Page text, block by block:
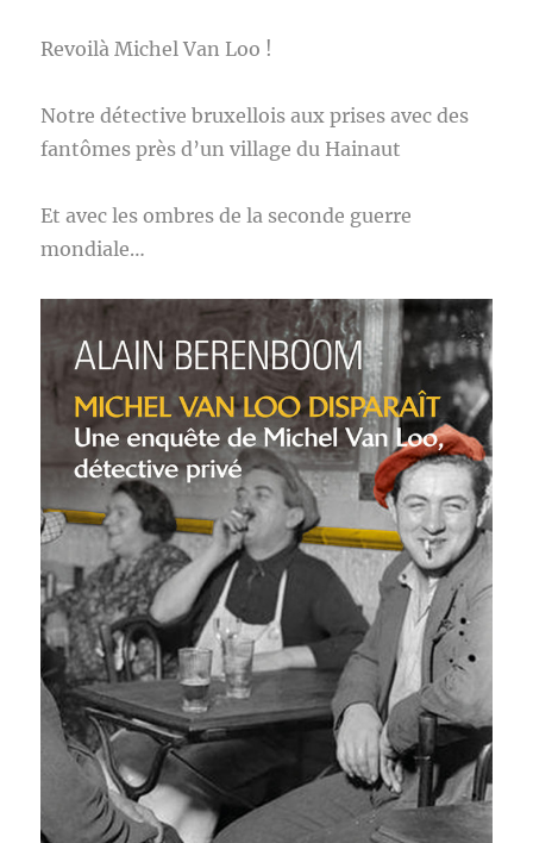
Revoilà Michel Van Loo !
Notre détective bruxellois aux prises avec des
fantômes près d’un village du Hainaut
Et avec les ombres de la seconde guerre
mondiale…